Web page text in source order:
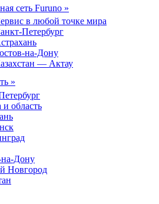
сеть Furuno »
в любой точке мира
Петербург
на-Дону
— Актау
»
область
на-Дону
Новгород